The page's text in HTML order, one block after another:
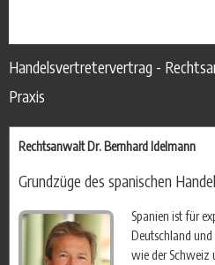
Handelsvertretervertrag -
Praxis
Rechtsanwalt Dr. Bernhard Idelmann
Grundzüge des spanischen
Spanien ist für
Deutschland
wie der Schweiz